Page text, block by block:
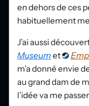
en dehors de ces
habituellement
J’ai aussi
Museum et
m’a donné envie
au grand dam de
l’idée va me